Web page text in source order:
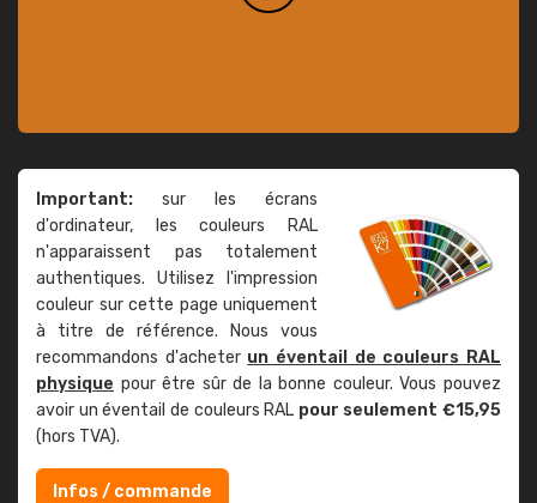
Important: sur les écrans
d'ordinateur, les couleurs RAL
n'apparaissent pas totalement
authentiques. Utilisez l'impression
couleur sur cette page uniquement
à titre de référence. Nous vous
recommandons d'acheter un éventail de couleurs RAL
physique pour être sûr de la bonne couleur. Vous pouvez
avoir un éventail de couleurs RAL pour seulement €15,95
(hors TVA).
Infos / commande